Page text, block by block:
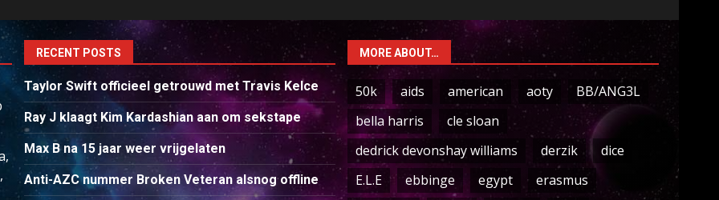
RECENT POSTS
Taylor Swift officieel getrouwd met Travis Kelce
Ray J klaagt Kim Kardashian aan om sekstape
Max B na 15 jaar weer vrijgelaten
Anti-AZC nummer Broken Veteran alsnog offline
MORE ABOUT…
50k aids american aoty
BB/ANG3L
bella harris
cle sloan
dedrick devonshay williams
derzik
dice
E.L.E
ebbinge egypt
erasmus